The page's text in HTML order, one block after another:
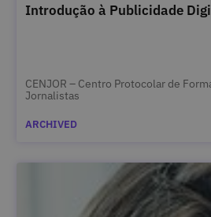
Introdução à Publicidade
CENJOR – Centro Protocolar de
Jornalistas
ARCHIVED